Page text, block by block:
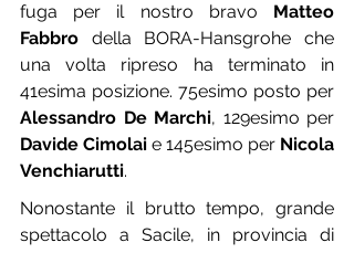
fuga per il nostro bravo Matteo
Fabbro della BORA-Hansgrohe che
una volta ripreso ha terminato in
Alessandro De Marchi
Davide Cimolai e 145esimo per Nicola
Venchiarutti.
Nonostante il brutto tempo, grande
spettacolo a Sacile, in provincia di